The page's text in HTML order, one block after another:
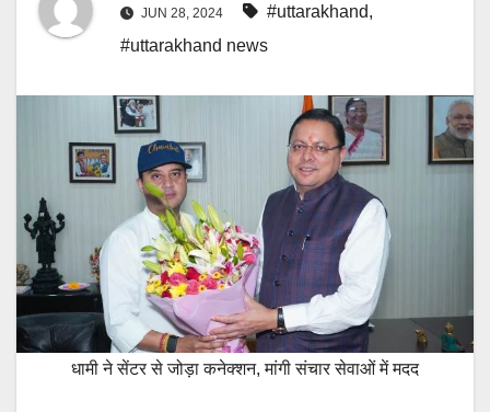
JUN 28, 2024 #uttarakhand,
#uttarakhand news
धामी ने सेंटर से जोड़ा कनेक्शन, मांगी संचार सेवाओं में मदद